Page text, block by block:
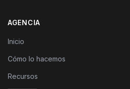
AGENCIA
Inicio
Cómo lo hacemos
Recursos